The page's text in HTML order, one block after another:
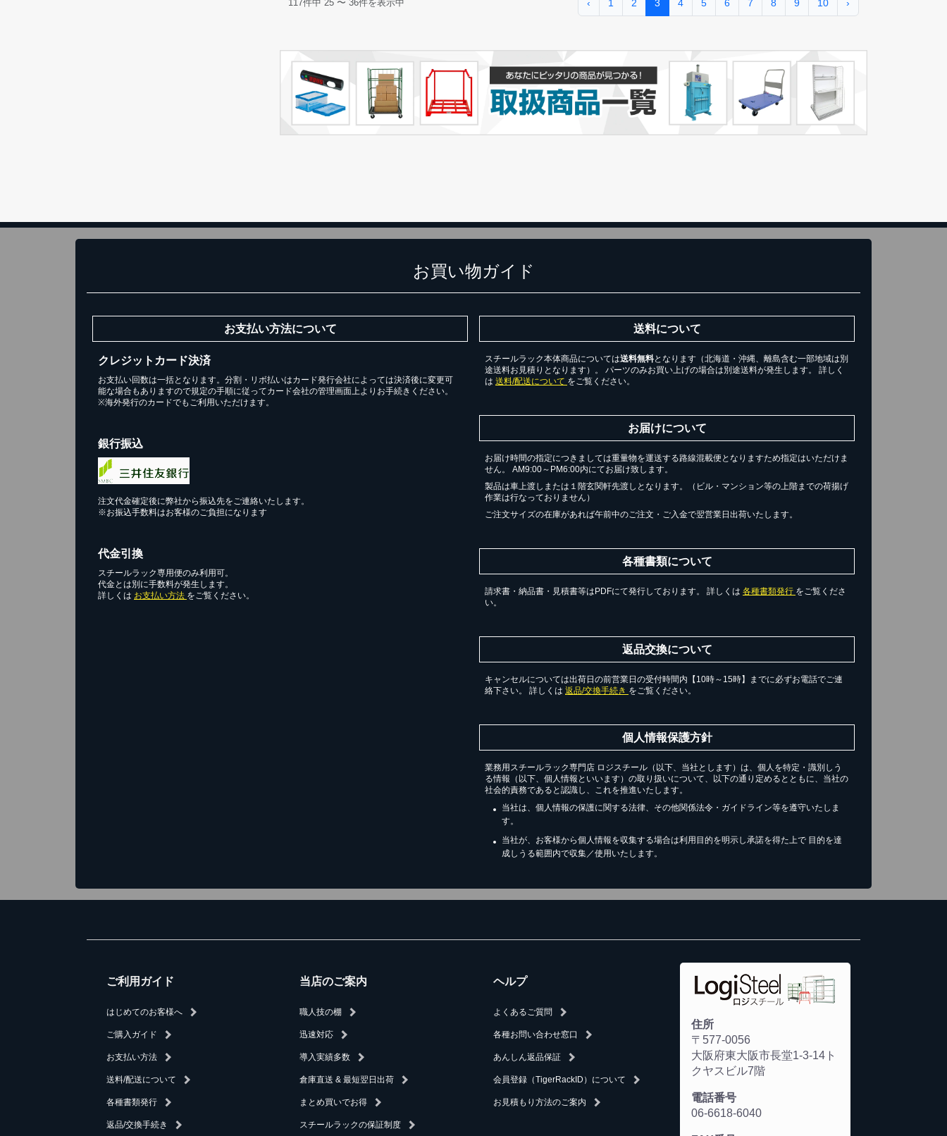
117件中 25〜 36件を表示中 ‹ 1 2 3 4 5 6 7 8 9 10 ›
お買い物ガイド
お支払い方法について
クレジットカード決済
お支払い回数は一括となります。分割・リボ払いはカード発行会社によっては決済後に変更可
能な場合もありますので規定の手順に従ってカード会社の管理画面上よりお手続きください。
※海外発行のカードでもご利用いただけます。
銀行振込
注文代金確定後に弊社から振込先をご連絡いたします。
※お振込手数料はお客様のご負担になります
代金引換
スチールラック専用便のみ利用可。
代金とは別に手数料が発生します。
詳しくは お支払い方法 をご覧ください。
送料について
スチールラック本体商品については送料無料となります（北海道・沖縄、離島含む一部地域は別
途送料お見積りとなります）。 パーツのみお買い上げの場合は別途送料が発生します。 詳しく
は 送料/配送について をご覧ください。
お届けについて
お届け時間の指定につきましては重量物を運送する路線混載便となりますため指定はいただけま
せん。 AM9:00～PM6:00内にてお届け致します。
製品は車上渡しまたは１階玄関軒先渡しとなります。（ビル・マンション等の上階までの荷揚げ
作業は行なっておりません）
ご注文サイズの在庫があれば午前中のご注文・ご入金で翌営業日出荷いたします。
各種書類について
請求書・納品書・見積書等はPDFにて発行しております。 詳しくは 各種書類発行 をご覧くださ
い。
返品交換について
キャンセルについては出荷日の前営業日の受付時間内【10時～15時】までに必ずお電話でご連
絡下さい。 詳しくは 返品/交換手続き をご覧ください。
個人情報保護方針
業務用スチールラック専門店 ロジスチール（以下、当社とします）は、個人を特定・識別しう
る情報（以下、個人情報といいます）の取り扱いについて、以下の通り定めるとともに、当社の
社会的責務であると認識し、これを推進いたします。
当社は、個人情報の保護に関する法律、その他関係法令・ガイドライン等を遵守いたしま
す。
当社が、お客様から個人情報を収集する場合は利用目的を明示し承諾を得た上で 目的を達
成しうる範囲内で収集／使用いたします。
ご利用ガイド
はじめてのお客様へ
ご購入ガイド
お支払い方法
送料/配送について
各種書類発行
返品/交換手続き
当店のご案内
職人技の棚
迅速対応
導入実績多数
倉庫直送 & 最短翌日出荷
まとめ買いでお得
スチールラックの保証制度
ヘルプ
よくあるご質問
各種お問い合わせ窓口
あんしん返品保証
会員登録（TigerRackID）について
お見積もり方法のご案内
住所
〒577-0056
大阪府東大阪市長堂1-3-14ト
クヤスビル7階
電話番号
06-6618-6040
スチールラック3台以上の場合、見積書にてお値引き保証いたします！
1台でも大量導入でも無料お見積・ご注文を受け付けております(安心保証付き)
カートへ進む
無料お見積する
お買い物を続ける